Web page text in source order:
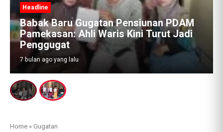
Headline
Babak Baru Gugatan Pensiunan PDAM
Pamekasan: Ahli Waris Kini Turut Jadi
Penggugat
7 bulan ago yang lalu
Home »Gugatan